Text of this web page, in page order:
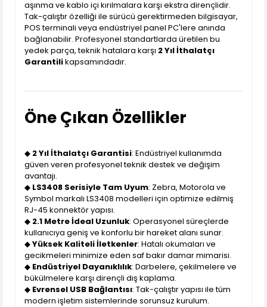
aşınma ve kablo içi kırılmalara karşı ekstra dirençlidir.
Tak-çalıştır özelliği ile sürücü gerektirmeden bilgisayar,
POS terminali veya endüstriyel panel PC'lere anında
bağlanabilir. Profesyonel standartlarda üretilen bu
yedek parça, teknik hatalara karşı 2 Yıl İthalatçı
Garantilikapsamındadır.
Öne Çıkan Özellikler
◆ 2 Yıl İthalatçı Garantisi: Endüstriyel kullanımda
güven veren profesyonel teknik destek ve değişim
avantajı.
◆ LS3408 Serisiyle Tam Uyum: Zebra, Motorola ve
Symbol markalı LS3408 modelleri için optimize edilmiş
RJ-45 konnektör yapısı.
◆ 2.1 Metre İdeal Uzunluk: Operasyonel süreçlerde
kullanıcıya geniş ve konforlu bir hareket alanı sunar.
◆Yüksek Kaliteli İletkenler: Hatalı okumaları ve
gecikmeleri minimize eden saf bakır damar mimarisi.
◆ Endüstriyel Dayanıklılık: Darbelere, çekilmelere ve
bükülmelere karşı dirençli dış kaplama.
◆ Evrensel USB Bağlantısı: Tak-çalıştır yapısı ile tüm
modern işletim sistemlerinde sorunsuz kurulum.